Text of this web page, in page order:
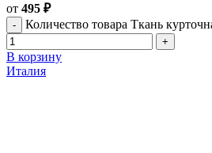
от 495 ₽
Количество товара Ткань
В корзину
Италия